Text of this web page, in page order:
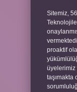
Sitemiz,
proaktif
üyelerimiz
taşımakta